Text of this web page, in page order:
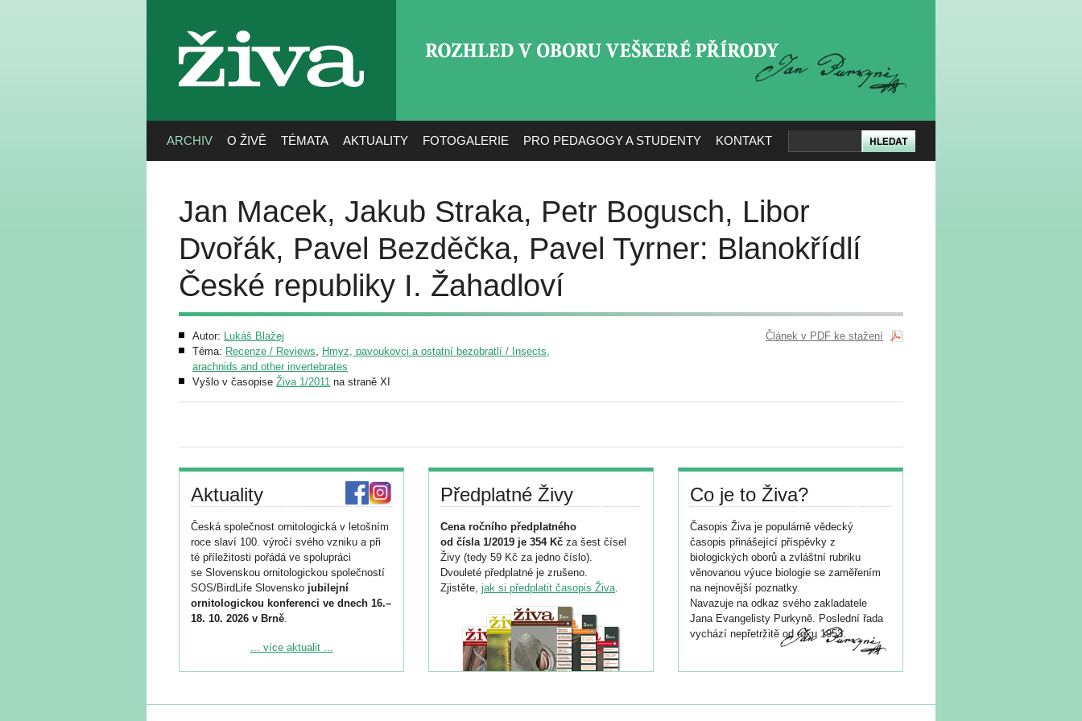
živa
ARCHIV O ŽIVĚ TÉMATA AKTUALITY FOTOGALERIE PRO PEDAGOGY A STUDENTY KONTAKT
Jan Macek, Jakub Straka, Petr Bogusch, Libor
Dvořák, Pavel Bezděčka, Pavel Tyrner: Blanokřídlí
České republiky I. Žahadloví
Autor: Lukáš Blažej
Téma: Recenze / Reviews, Hmyz, pavoukovci a ostatní bezobratlí / Insects,
arachnids and other invertebrates
Vyšlo v časopise Živa 1/2011 na straně XI
Článek v PDF ke stažení
Aktuality
Česká společnost ornitologická v letošním
roce slaví 100. výročí svého vzniku a při
té příležitosti pořádá ve spolupráci
se Slovenskou ornitologickou společností
SOS/BirdLife Slovensko jubilejní
ornitologickou konferenci ve dnech 16.–
18. 10. 2026 v Brně.
Podrobnější informace ke konferenci
Registrovat se můžete do 6. září.
... více aktualit ...
Předplatné Živy
Cena ročního předplatného
od čísla 1/2019 je 354 Kč za šest čísel
Živy (tedy 59 Kč za jedno číslo).
Dvouleté předplatné je zrušeno.
Zjistěte, jak si předplatit časopis Živa.
Co je to Živa?
Časopis Živa je populárně vědecký
časopis přinášející příspěvky z
biologických oborů a zvláštní rubriku
věnovanou výuce biologie se zaměřením
na nejnovější poznatky.
Navazuje na odkaz svého zakladatele
Jana Evangelisty Purkyně. Poslední řada
vychází nepřetržitě od roku 1953.